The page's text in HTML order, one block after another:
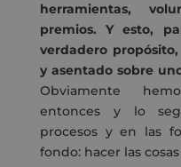
herramientas,
premios. Y esto,
verdadero
y asentado sobre
Obviamente
entonces y lo
procesos y en las
fondo: hacer las